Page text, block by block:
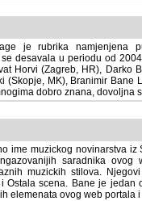
je rubrika namjenjena
desavala u periodu od
Horvi (Zagreb, HR), Darko
(Skopje, MK), Branimir Bane
dobro znana, dovoljna
ime muzickog novinarstva
saradnika ovog web
stilova. Njegovi prilozi
Bane je jedan od rijetkih
web portala i ponosan